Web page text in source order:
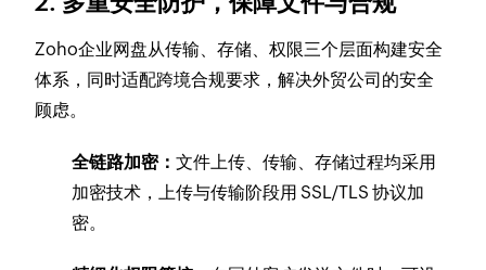
Zoho企业网盘从传输、存储、权限三个层面构建安全
体系，同时适配跨境合规要求，解决外贸公司的安全
顾虑。
全链路加密：文件上传、传输、存储过程均采用
加密技术，上传与传输阶段用 SSL/TLS 协议加
密。